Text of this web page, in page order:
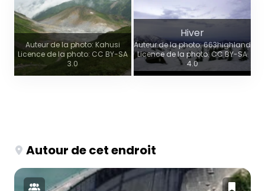
Auteur de la photo: Kahusi
Licence de la photo: CC BY-SA
3.0
Hiver
Auteur de la photo: 663highland
Licence de la photo: CC BY-SA
4.0
Autour de cet endroit